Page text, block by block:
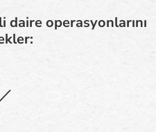
operasyonlarını